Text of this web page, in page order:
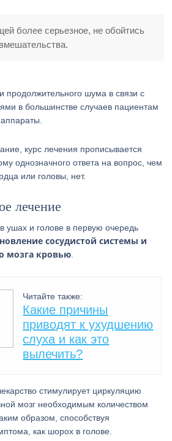
более серьезное, не обойтись
продолжительного шума в связи с
в большинстве случаев пациентам
курс лечения прописывается
однозначного ответа на вопрос, чем
или головы, нет.
лечение
ушах и голове в первую очередь
сосудистой системы и
мозга кровью
Читайте также:
Какие причины
приводят к ухудшению
слуха и как это
вылечить?
стимулирует циркуляцию
мозг необходимым количеством
образом, способствуя
как шорох в голове.